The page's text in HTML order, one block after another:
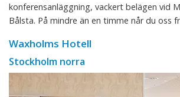
konferensanläggning, vackert belägen vid
Bålsta. På mindre än en timme når du oss
Waxholms Hotell
Stockholm norra